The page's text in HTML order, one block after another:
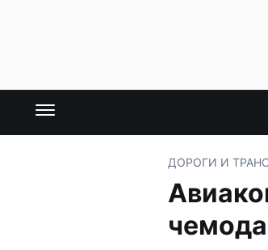
ДОРОГИ И